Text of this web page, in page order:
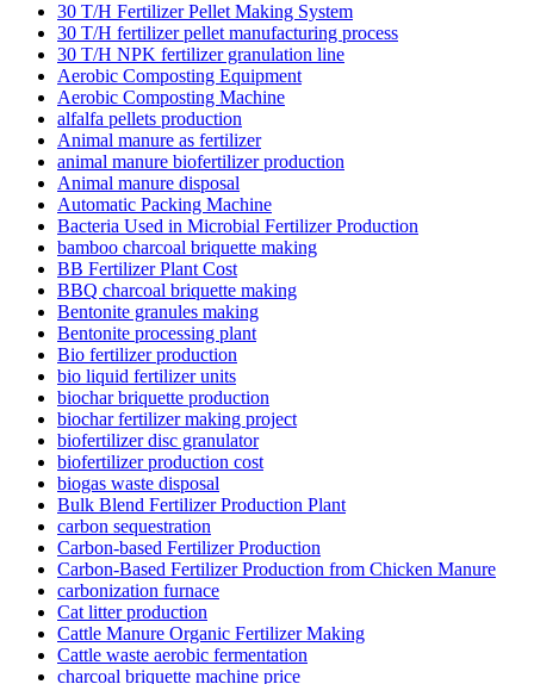
30 T/H Fertilizer Pellet Making System
30 T/H fertilizer pellet manufacturing process
30 T/H NPK fertilizer granulation line
Aerobic Composting Equipment
Aerobic Composting Machine
alfalfa pellets production
Animal manure as fertilizer
animal manure biofertilizer production
Animal manure disposal
Automatic Packing Machine
Bacteria Used in Microbial Fertilizer Production
bamboo charcoal briquette making
BB Fertilizer Plant Cost
BBQ charcoal briquette making
Bentonite granules making
Bentonite processing plant
Bio fertilizer production
bio liquid fertilizer units
biochar briquette production
biochar fertilizer making project
biofertilizer disc granulator
biofertilizer production cost
biogas waste disposal
Bulk Blend Fertilizer Production Plant
carbon sequestration
Carbon-based Fertilizer Production
Carbon-Based Fertilizer Production from Chicken Manure
carbonization furnace
Cat litter production
Cattle Manure Organic Fertilizer Making
Cattle waste aerobic fermentation
charcoal briquette machine price